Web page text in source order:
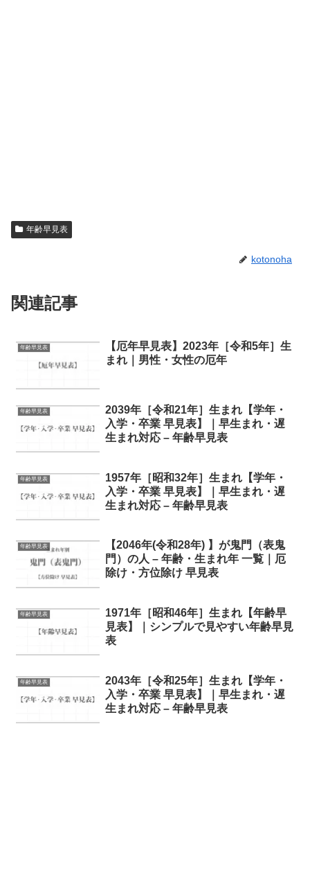
年齢早見表
kotonoha
関連記事
年齢早見表
【厄年早見表】2023年［令和5年］生
まれ｜男性・女性の厄年
年齢早見表
2039年［令和21年］生まれ【学年・
入学・卒業 早見表】｜早生まれ・遅
生まれ対応 – 年齢早見表
年齢早見表
1957年［昭和32年］生まれ【学年・
入学・卒業 早見表】｜早生まれ・遅
生まれ対応 – 年齢早見表
年齢早見表
【2046年(令和28年) 】が鬼門（表鬼
門）の人 – 年齢・生まれ年 一覧｜厄
除け・方位除け 早見表
年齢早見表
1971年［昭和46年］生まれ【年齢早
見表】｜シンプルで見やすい年齢早見
表
年齢早見表
2043年［令和25年］生まれ【学年・
入学・卒業 早見表】｜早生まれ・遅
生まれ対応 – 年齢早見表